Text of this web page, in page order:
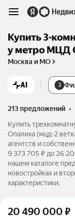
Купить 3-
у метро МЦД
Москва и МО
AI 3
213 предложений •
Купить
Опалиха (мцд-2
агентств и
9 373 705 ₽ до 26
нашем каталоге
новостройках и
характеристики.
20 490 000 ₽